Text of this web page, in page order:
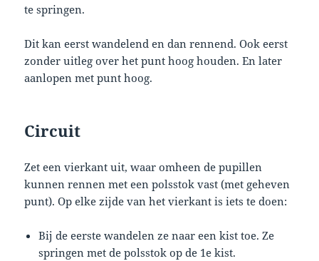
te springen.
Dit kan eerst wandelend en dan rennend. Ook eerst
zonder uitleg over het punt hoog houden. En later
aanlopen met punt hoog.
Circuit
Zet een vierkant uit, waar omheen de pupillen
kunnen rennen met een polsstok vast (met geheven
punt). Op elke zijde van het vierkant is iets te doen:
Bij de eerste wandelen ze naar een kist toe. Ze
springen met de polsstok op de 1e kist.